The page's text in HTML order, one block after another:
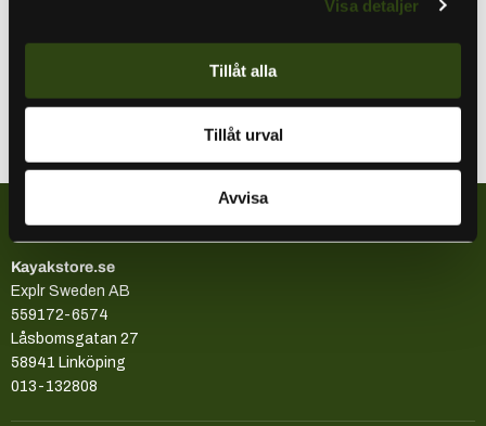
Visa detaljer
Tillåt alla
Tillåt urval
Avvisa
din inspelning stabil och balanserad. Toppdelen av
monteringen innehåller en kort dubbel ledarm och en universell
adapter för actionkameror som erbjuder nästintill oändlig
justerbarhet.
Företagsinformation
Kayakstore.se
Explr Sweden AB
559172-6574
Låsbomsgatan 27
58941 Linköping
013-132808